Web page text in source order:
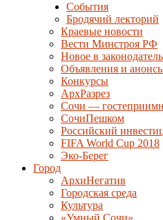
События
Бродячий лекторий
Краевые новости
Вести Минстроя РФ
Новое в
Объявления и
Конкурсы
АрхРазрез
Сочи —
СочиПешком
Российский
FIFA World Cup 2018
Эко-Берег
Город
АрхиНегатив
Городская среда
Культура